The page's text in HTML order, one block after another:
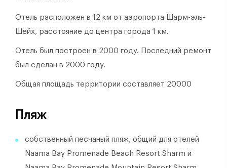
Отель расположен в 12 км от аэропорта Шарм-эль-
Шейх, расстояние до центра города 1 км.
Отель был построен в 2000 году. Последний ремонт
был сделан в 2000 году.
Общая площадь территории составляет 20000
Пляж
собственный песчаный пляж, общий для отелей
Naama Bay Promenade Beach Resort Sharm и